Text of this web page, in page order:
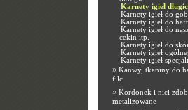
Karnety igieł
Karnety igieł do
Karnety igieł do
Karnety igieł do
cekin itp.
Karnety igieł do
Karnety igieł
Karnety igieł
» Kanwy, tkaniny do
filc
» Kordonek i nici
metalizowane